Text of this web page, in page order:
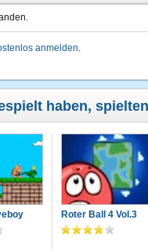
anmelden.
haben,
Roter Ball 4 Vol.3